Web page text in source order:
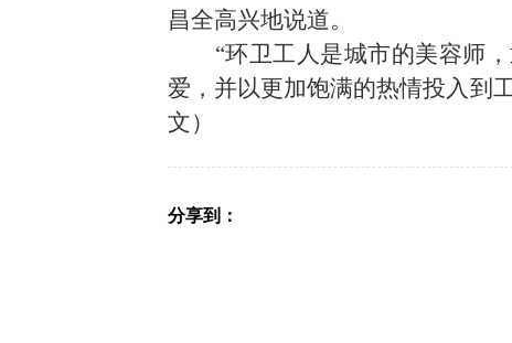
昌全高兴地说道。
“环卫工人是城市的美容师
爱，并以更加饱满的热情投入到
文）
分享到：